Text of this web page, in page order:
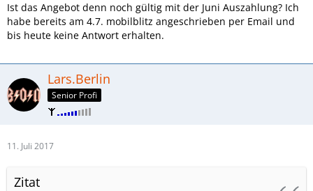
Ist das Angebot denn noch gültig mit der Juni Auszahlung? Ich
habe bereits am 4.7. mobilblitz angeschrieben per Email und
bis heute keine Antwort erhalten.
Lars.Berlin
Senior Profi
11. Juli 2017
Zitat